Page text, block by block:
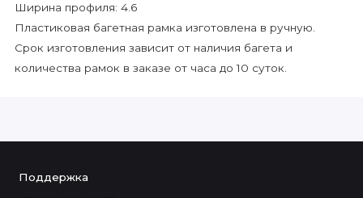
Ширина профиля: 4.6
Пластиковая багетная рамка изготовлена в ручную.
Срок изготовления зависит от наличия багета и
количества рамок в заказе от часа до 10 суток.
Поддержка